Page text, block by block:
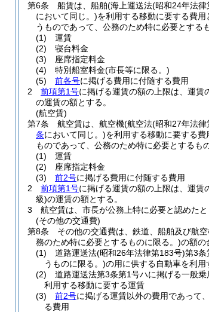
第6条
船賃は、船舶(海上運送法(昭和24年法律
において同じ。)を利用する移動に要する費
うものであって、公務のため特に必要とする
(1)
運賃
(2)
寝台料金
(3)
座席指定料金
(4)
特別船室料金(市長等に限る。)
(5)
前各号に掲げる費用に付随する費用
2
前項第1号に掲げる運賃の額の上限は、運賃
の運賃の額とする。
(航空賃)
第7条
航空賃は、航空機(航空法(昭和27年法律
条において同じ。)を利用する移動に要する
ものであって、公務のため特に必要とするも
(1)
運賃
(2)
座席指定料金
(3)
前2号に掲げる費用に付随する費用
2
前項第1号に掲げる運賃の額の上限は、運賃
級)の運賃の額とする。
3
航空賃は、市長が公務上特に必要と認めたと
(その他の交通費)
第8条
その他の交通費は、鉄道、船舶及び航
務のため特に必要とするものに限る。)の額の
(1)
道路運送法(昭和26年法律第183号)第3条
うものに限る。)の用に供する自動車を利
(2)
道路運送法第3条第1号ハに掲げる一般
利用する移動に要する運賃
(3)
前2号に掲げる運賃以外の費用であって
る費用